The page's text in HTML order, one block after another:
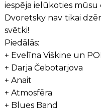
iespēja ielūkoties mūsu
Dvoretsky nav tikai
svētki!
Piedālās:
+ Evelīna Viškine un
+ Darja Čebotarjova
+ Anait
+ Atmosfēra
+ Blues Band